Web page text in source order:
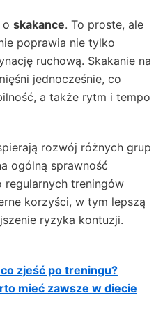
o skakance. To proste, ale
poprawia nie tylko
ruchową. Skakanie na
jednocześnie, co
a także rytm i tempo
rozwój różnych grup
ogólną sprawność
regularnych treningów
korzyści, w tym lepszą
ryzyka kontuzji.
zjeść po treningu?
mieć zawsze w diecie